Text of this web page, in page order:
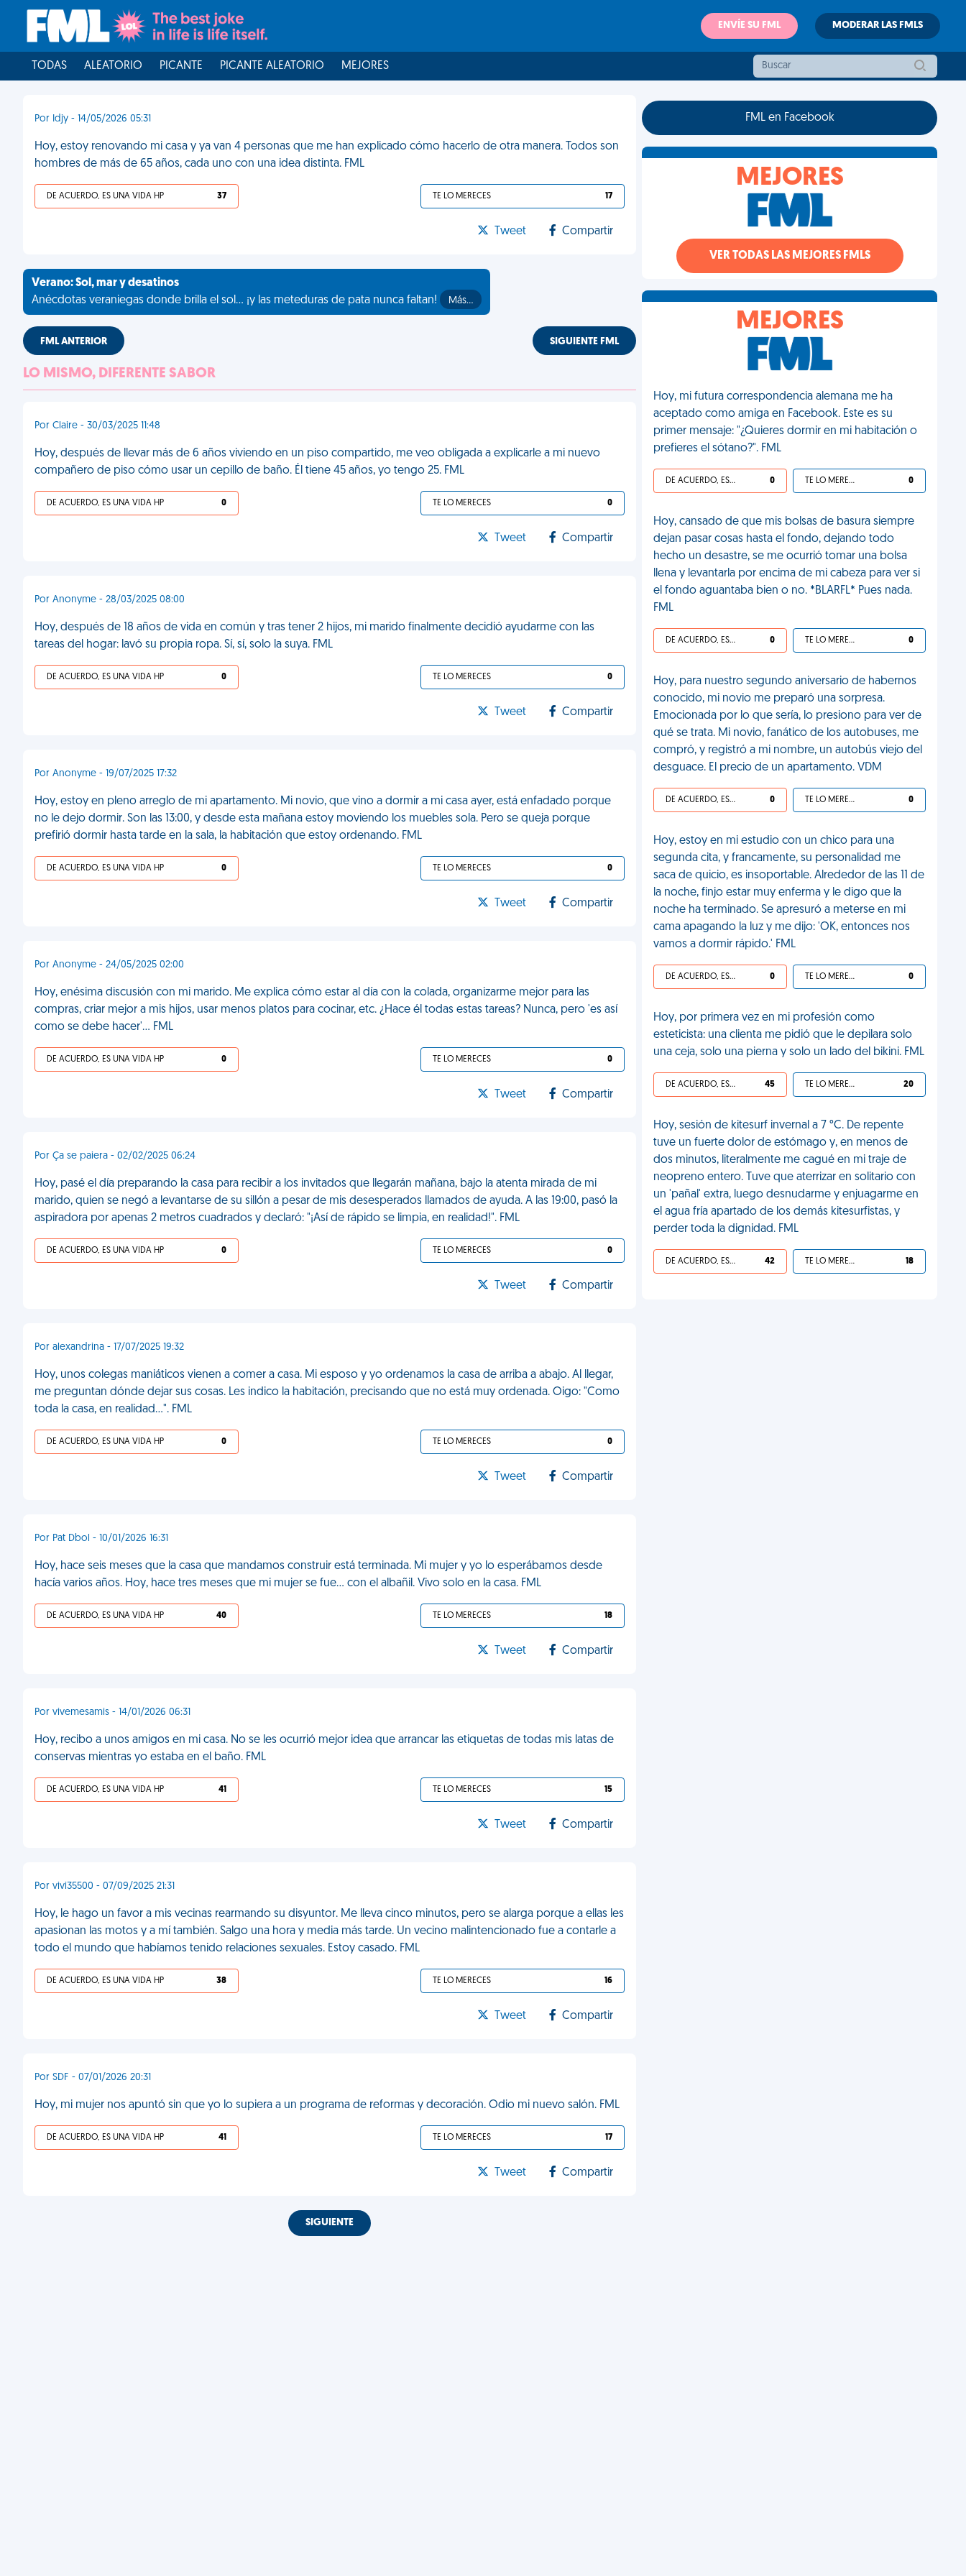
ENVÍE SU FML MODERAR LAS FMLS
TODAS ALEATORIO PICANTE PICANTE ALEATORIO MEJORES
Por Idjy - 14/05/2026 05:31
Hoy, estoy renovando mi casa y ya van 4 personas que me han explicado cómo hacerlo de otra manera. Todos son
hombres de más de 65 años, cada uno con una idea distinta. FML
DE ACUERDO, ES UNA VIDA HP 37 TE LO MERECES 17
Tweet Compartir
Verano: Sol, mar y desatinos
Anécdotas veraniegas donde brilla el sol... ¡y las meteduras de pata nunca faltan!
Más…
FML ANTERIOR SIGUIENTE FML
LO MISMO, DIFERENTE SABOR
Por Claire - 30/03/2025 11:48
Hoy, después de llevar más de 6 años viviendo en un piso compartido, me veo obligada a explicarle a mi nuevo
compañero de piso cómo usar un cepillo de baño. Él tiene 45 años, yo tengo 25. FML
DE ACUERDO, ES UNA VIDA HP 0 TE LO MERECES 0
Tweet Compartir
Por Anonyme - 28/03/2025 08:00
Hoy, después de 18 años de vida en común y tras tener 2 hijos, mi marido finalmente decidió ayudarme con las
tareas del hogar: lavó su propia ropa. Sí, sí, solo la suya. FML
DE ACUERDO, ES UNA VIDA HP 0 TE LO MERECES 0
Tweet Compartir
Por Anonyme - 19/07/2025 17:32
Hoy, estoy en pleno arreglo de mi apartamento. Mi novio, que vino a dormir a mi casa ayer, está enfadado porque
no le dejo dormir. Son las 13:00, y desde esta mañana estoy moviendo los muebles sola. Pero se queja porque
prefirió dormir hasta tarde en la sala, la habitación que estoy ordenando. FML
DE ACUERDO, ES UNA VIDA HP 0 TE LO MERECES 0
Tweet Compartir
Por Anonyme - 24/05/2025 02:00
Hoy, enésima discusión con mi marido. Me explica cómo estar al día con la colada, organizarme mejor para las
compras, criar mejor a mis hijos, usar menos platos para cocinar, etc. ¿Hace él todas estas tareas? Nunca, pero 'es así
como se debe hacer'... FML
DE ACUERDO, ES UNA VIDA HP 0 TE LO MERECES 0
Tweet Compartir
Por Ça se paiera - 02/02/2025 06:24
Hoy, pasé el día preparando la casa para recibir a los invitados que llegarán mañana, bajo la atenta mirada de mi
marido, quien se negó a levantarse de su sillón a pesar de mis desesperados llamados de ayuda. A las 19:00, pasó la
aspiradora por apenas 2 metros cuadrados y declaró: "¡Así de rápido se limpia, en realidad!". FML
DE ACUERDO, ES UNA VIDA HP 0 TE LO MERECES 0
Tweet Compartir
Por alexandrina - 17/07/2025 19:32
Hoy, unos colegas maniáticos vienen a comer a casa. Mi esposo y yo ordenamos la casa de arriba a abajo. Al llegar,
me preguntan dónde dejar sus cosas. Les indico la habitación, precisando que no está muy ordenada. Oigo: "Como
toda la casa, en realidad...". FML
DE ACUERDO, ES UNA VIDA HP 0 TE LO MERECES 0
Tweet Compartir
Por Pat Dbol - 10/01/2026 16:31
Hoy, hace seis meses que la casa que mandamos construir está terminada. Mi mujer y yo lo esperábamos desde
hacía varios años. Hoy, hace tres meses que mi mujer se fue... con el albañil. Vivo solo en la casa. FML
DE ACUERDO, ES UNA VIDA HP 40 TE LO MERECES 18
Tweet Compartir
Por vivemesamis - 14/01/2026 06:31
Hoy, recibo a unos amigos en mi casa. No se les ocurrió mejor idea que arrancar las etiquetas de todas mis latas de
conservas mientras yo estaba en el baño. FML
DE ACUERDO, ES UNA VIDA HP 41 TE LO MERECES 15
Tweet Compartir
Por vivi35500 - 07/09/2025 21:31
Hoy, le hago un favor a mis vecinas rearmando su disyuntor. Me lleva cinco minutos, pero se alarga porque a ellas les
apasionan las motos y a mí también. Salgo una hora y media más tarde. Un vecino malintencionado fue a contarle a
todo el mundo que habíamos tenido relaciones sexuales. Estoy casado. FML
DE ACUERDO, ES UNA VIDA HP 38 TE LO MERECES 16
Tweet Compartir
Por SDF - 07/01/2026 20:31
Hoy, mi mujer nos apuntó sin que yo lo supiera a un programa de reformas y decoración. Odio mi nuevo salón. FML
DE ACUERDO, ES UNA VIDA HP 41 TE LO MERECES 17
Tweet Compartir
SIGUIENTE
FML en Facebook
MEJORES
VER TODAS LAS MEJORES FMLS
MEJORES
Hoy, mi futura correspondencia alemana me ha
aceptado como amiga en Facebook. Este es su
primer mensaje: "¿Quieres dormir en mi habitación o
prefieres el sótano?". FML
DE ACUERDO, ES UNA VIDA HP 0 TE LO MERECES 0
Hoy, cansado de que mis bolsas de basura siempre
dejan pasar cosas hasta el fondo, dejando todo
hecho un desastre, se me ocurrió tomar una bolsa
llena y levantarla por encima de mi cabeza para ver si
el fondo aguantaba bien o no. *BLARFL* Pues nada.
FML
DE ACUERDO, ES UNA VIDA HP 0 TE LO MERECES 0
Hoy, para nuestro segundo aniversario de habernos
conocido, mi novio me preparó una sorpresa.
Emocionada por lo que sería, lo presiono para ver de
qué se trata. Mi novio, fanático de los autobuses, me
compró, y registró a mi nombre, un autobús viejo del
desguace. El precio de un apartamento. VDM
DE ACUERDO, ES UNA VIDA HP 0 TE LO MERECES 0
Hoy, estoy en mi estudio con un chico para una
segunda cita, y francamente, su personalidad me
saca de quicio, es insoportable. Alrededor de las 11 de
la noche, finjo estar muy enferma y le digo que la
noche ha terminado. Se apresuró a meterse en mi
cama apagando la luz y me dijo: 'OK, entonces nos
vamos a dormir rápido.' FML
DE ACUERDO, ES UNA VIDA HP 0 TE LO MERECES 0
Hoy, por primera vez en mi profesión como
esteticista: una clienta me pidió que le depilara solo
una ceja, solo una pierna y solo un lado del bikini. FML
DE ACUERDO, ES UNA VIDA HP 45 TE LO MERECES 20
Hoy, sesión de kitesurf invernal a 7 °C. De repente
tuve un fuerte dolor de estómago y, en menos de
dos minutos, literalmente me cagué en mi traje de
neopreno entero. Tuve que aterrizar en solitario con
un 'pañal' extra, luego desnudarme y enjuagarme en
el agua fría apartado de los demás kitesurfistas, y
perder toda la dignidad. FML
DE ACUERDO, ES UNA VIDA HP 42 TE LO MERECES 18